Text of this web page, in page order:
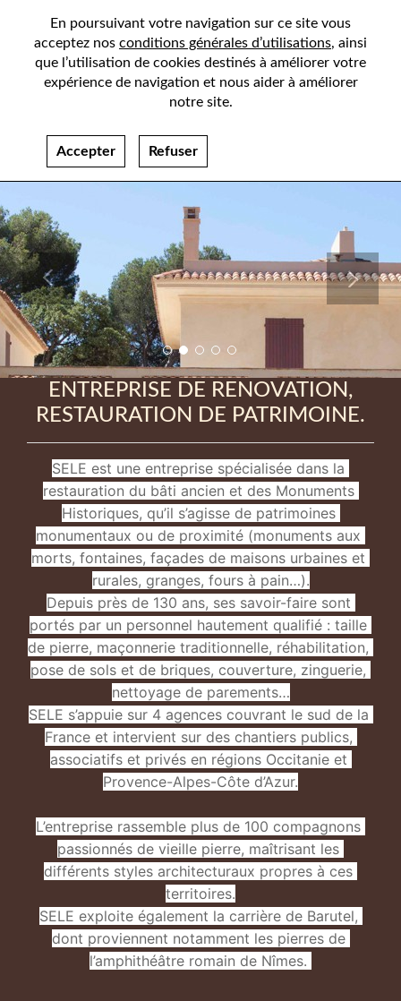
En poursuivant votre navigation sur ce site vous
acceptez nos conditions générales d’utilisations, ainsi
que l’utilisation de cookies destinés à améliorer votre
expérience de navigation et nous aider à améliorer
notre site.
Accepter Refuser
Previous Next
ENTREPRISE DE RENOVATION,
RESTAURATION DE PATRIMOINE.
SELE est une entreprise spécialisée dans la
restauration du bâti ancien et des Monuments
Historiques, qu’il s’agisse de patrimoines
monumentaux ou de proximité (monuments aux
morts, fontaines, façades de maisons urbaines et
rurales, granges, fours à pain…).
Depuis près de 130 ans, ses savoir-faire sont
portés par un personnel hautement qualifié : taille
de pierre, maçonnerie traditionnelle, réhabilitation,
pose de sols et de briques, couverture, zinguerie,
nettoyage de parements…
SELE s’appuie sur 4 agences couvrant le sud de la
France et intervient sur des chantiers publics,
associatifs et privés en régions Occitanie et
Provence-Alpes-Côte d’Azur.
L’entreprise rassemble plus de 100 compagnons
passionnés de vieille pierre, maîtrisant les
différents styles architecturaux propres à ces
territoires.
SELE exploite également la carrière de Barutel,
dont proviennent notamment les pierres de
l’amphithéâtre romain de Nîmes.